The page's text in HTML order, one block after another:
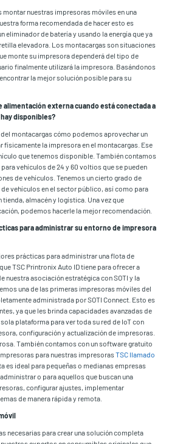
nuestras impresoras móviles en una
forma recomendada de hacer esto es
eliminador de batería y usando la energía que ya
elevadora. Los montacargas son situaciones
monte su impresora dependerá del tipo de
finalmente utilizará la impresora. Basándonos
la mejor solución posible para su
alimentación externa cuando está conectada a
disponibles?
montacargas cómo podemos aprovechar un
físicamente la impresora en el montacargas. Ese
que tenemos disponible. También contamos
vehículos de 24 y 60 voltios que se pueden
de vehículos. Tenemos un cierto grado de
vehículos en el sector público, así como para
almacén y logística. Una vez que
podemos hacerle la mejor recomendación.
para administrar su entorno de impresora
prácticas para administrar una flota de
TSC Printronix Auto ID tiene para ofrecer a
nuestra asociación estratégica con SOTI y la
una de las primeras impresoras móviles del
administrada por SOTI Connect. Esto es
ya que les brinda capacidades avanzadas de
plataforma para ver toda su red de IoT con
configuración y actualización de impresoras.
También contamos con un software gratuito
para nuestras impresorasTSC llamado
es ideal para pequeñas o medianas empresas
o para aquellos que buscan una
configurar ajustes, implementar
de manera rápida y remota.
necesarias para crear una solución completa